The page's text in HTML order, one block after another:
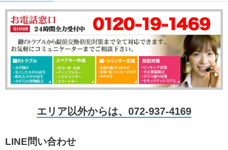
エリア以外からは、072-937-4169
LINE問い合わせ